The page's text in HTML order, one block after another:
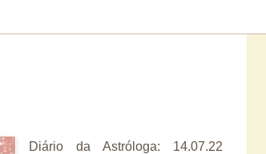
Diário da Astróloga: 14.07.22